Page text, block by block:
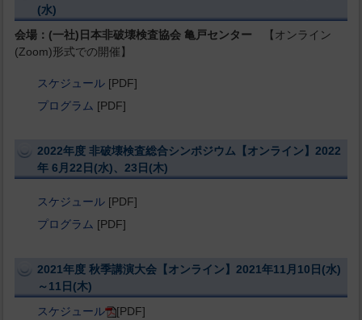
(水)
会場：(一社)日本非破壊検査協会 亀戸センター 【オンライン
(Zoom)形式での開催】
スケジュール[PDF]
プログラム [PDF]
2022年度 非破壊検査総合シンポジウム【オンライン】2022
年 6月22日(水)、23日(木)
スケジュール[PDF]
プログラム [PDF]
2021年度 秋季講演大会【オンライン】2021年11月10日(水)
～11日(木)
スケジュール
[PDF]